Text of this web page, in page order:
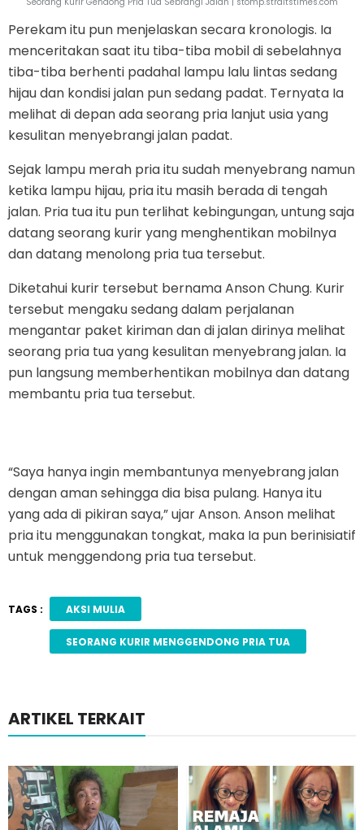
Perekam itu pun menjelaskan secara kronologis. Ia
menceritakan saat itu tiba-tiba mobil di sebelahnya
tiba-tiba berhenti padahal lampu lalu lintas sedang
hijau dan kondisi jalan pun sedang padat. Ternyata Ia
melihat di depan ada seorang pria lanjut usia yang
kesulitan menyebrangi jalan padat.
Sejak lampu merah pria itu sudah menyebrang namun
ketika lampu hijau, pria itu masih berada di tengah
jalan. Pria tua itu pun terlihat kebingungan, untung saja
datang seorang kurir yang menghentikan mobilnya
dan datang menolong pria tua tersebut.
Diketahui kurir tersebut bernama Anson Chung. Kurir
tersebut mengaku sedang dalam perjalanan
mengantar paket kiriman dan di jalan dirinya melihat
seorang pria tua yang kesulitan menyebrang jalan. Ia
pun langsung memberhentikan mobilnya dan datang
membantu pria tua tersebut.
“Saya hanya ingin membantunya menyebrang jalan
dengan aman sehingga dia bisa pulang. Hanya itu
yang ada di pikiran saya,” ujar Anson. Anson melihat
pria itu menggunakan tongkat, maka Ia pun berinisiatif
untuk menggendong pria tua tersebut.
TAGS : AKSI MULIA
SEORANG KURIR MENGGENDONG PRIA TUA
ARTIKEL TERKAIT